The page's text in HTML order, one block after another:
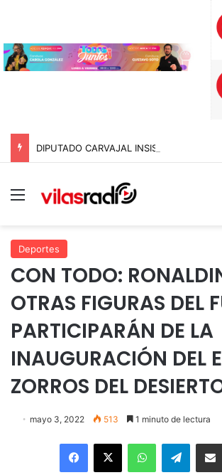
Menú
Deportes
CON TODO:
OTRAS FIGURAS DEL
PARTICIPARÁN DE LA
INAUGURACIÓN DEL
ZORROS DEL
mayo 3, 2022 513 1 minuto de lectura
Facebook
X WhatsApp